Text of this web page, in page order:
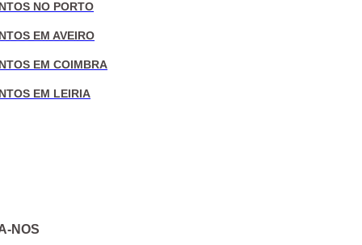
NO PORTO
EM AVEIRO
EM COIMBRA
EM LEIRIA
NOS